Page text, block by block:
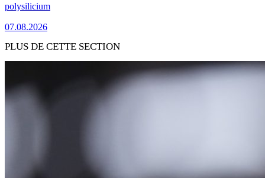
polysilicium
07.08.2026
PLUS DE CETTE SECTION